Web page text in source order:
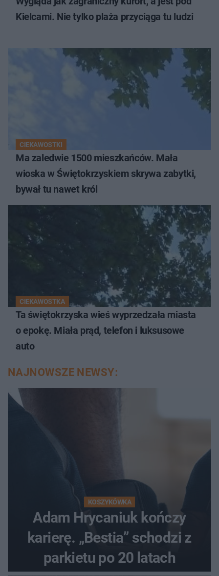
Kielcami. Nie tylko plaża przyciąga tu ludzi
CIEKAWOSTKI
Ma zaledwie 1500 mieszkańców. Mała
wioska w Świętokrzyskiem skrywa zabytki,
bywał tu nawet król
CIEKAWOSTKA
Ta świętokrzyska wieś wyprzedzała miasta
o epokę. Miała prąd, telefon i luksusowe
auto
NAJNOWSZE NEWSY:
KOSZYKÓWKA
Adam Hrycaniuk kończy
karierę. „Bestia” schodzi z
parkietu po 20 latach